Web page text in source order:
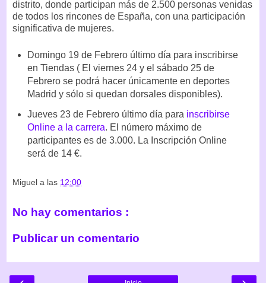
distrito, donde participan más de 2.500 personas venidas
de todos los rincones de España, con una participación
significativa de mujeres.
Domingo 19 de Febrero último día para inscribirse
en Tiendas ( El viernes 24 y el sábado 25 de
Febrero se podrá hacer únicamente en deportes
Madrid y sólo si quedan dorsales disponibles).
Jueves 23 de Febrero último día para inscribirse
Online a la carrera. El número máximo de
participantes es de 3.000. La Inscripción Online
será de 14 €.
Miguel a las 12:00
No hay comentarios :
Publicar un comentario